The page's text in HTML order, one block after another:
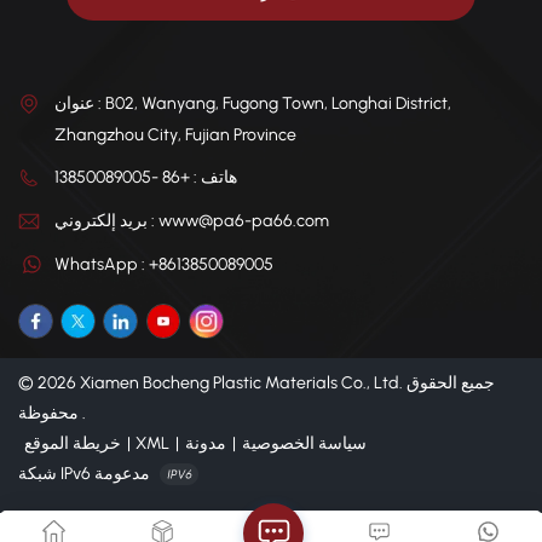
عنوان : B02, Wanyang, Fugong Town, Longhai District,
Zhangzhou City, Fujian Province
هاتف : +86 -13850089005
بريد إلكتروني : www@pa6-pa66.com
WhatsApp : +8613850089005
© 2026 Xiamen Bocheng Plastic Materials Co., Ltd. جميع الحقوق
محفوظة .
خريطة الموقع | XML | مدونة | سياسة الخصوصية